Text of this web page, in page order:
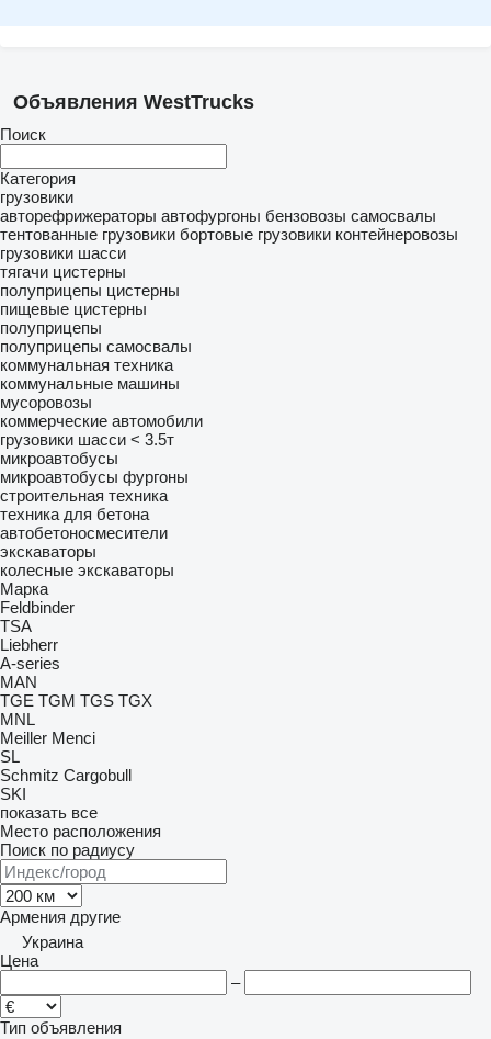
Объявления WestTrucks
Поиск
Категория
грузовики
авторефрижераторы автофургоны бензовозы самосвалы
тентованные грузовики бортовые грузовики контейнеровозы
грузовики шасси
тягачи цистерны
полуприцепы цистерны
пищевые цистерны
полуприцепы
полуприцепы самосвалы
коммунальная техника
коммунальные машины
мусоровозы
коммерческие автомобили
грузовики шасси < 3.5т
микроавтобусы
микроавтобусы фургоны
строительная техника
техника для бетона
автобетоносмесители
экскаваторы
колесные экскаваторы
Марка
Feldbinder
TSA
Liebherr
A-series
MAN
TGE TGM TGS TGX
MNL
Meiller Menci
SL
Schmitz Cargobull
SKI
показать все
Место расположения
Поиск по радиусу
Армения другие
Украина
Цена
–
Тип объявления